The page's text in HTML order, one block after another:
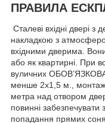
ПРАВИЛА
Сталевi вхiднi дверi з
накладкою з
вхiдними дверима. Вони
або як квартирні. При
вуличних
менше 2х1,5 м.,
метра над отвором
повинні забезпечувати
попадання прямих